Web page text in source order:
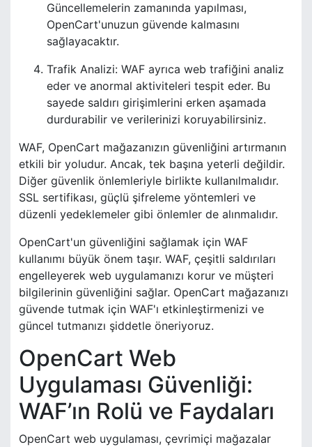
Güncellemelerin zamanında yapılması,
OpenCart'unuzun güvende kalmasını
sağlayacaktır.
Trafik Analizi: WAF ayrıca web trafiğini analiz
eder ve anormal aktiviteleri tespit eder. Bu
sayede saldırı girişimlerini erken aşamada
durdurabilir ve verilerinizi koruyabilirsiniz.
WAF, OpenCart mağazanızın güvenliğini artırmanın
etkili bir yoludur. Ancak, tek başına yeterli değildir.
Diğer güvenlik önlemleriyle birlikte kullanılmalıdır.
SSL sertifikası, güçlü şifreleme yöntemleri ve
düzenli yedeklemeler gibi önlemler de alınmalıdır.
OpenCart'un güvenliğini sağlamak için WAF
kullanımı büyük önem taşır. WAF, çeşitli saldırıları
engelleyerek web uygulamanızı korur ve müşteri
bilgilerinin güvenliğini sağlar. OpenCart mağazanızı
güvende tutmak için WAF'ı etkinleştirmenizi ve
güncel tutmanızı şiddetle öneriyoruz.
OpenCart Web
Uygulaması Güvenliği:
WAF’ın Rolü ve Faydaları
OpenCart web uygulaması, çevrimiçi mağazalar